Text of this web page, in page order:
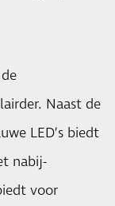
Naast de
LED’s biedt
nabij-
voor